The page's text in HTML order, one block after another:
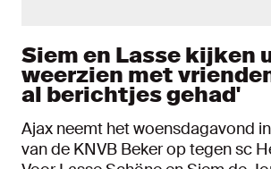
Siem en Lasse kijken
weerzien met
al berichtjes gehad'
Ajax neemt het woensdagavond
van de KNVB Beker op tegen sc